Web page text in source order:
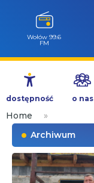
Przejdź
treści
Wołów 99.6
FM
dostępność o nas
Home
»
Archiwum